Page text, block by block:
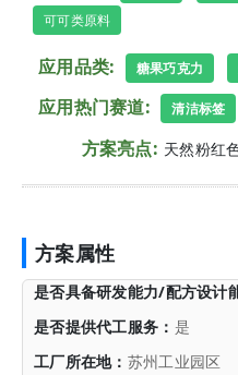
可可类原料
应用品类: 糖果巧克力
应用热门赛道: 清洁标签
方案亮点: 天然粉红
方案属性
是否具备研发能力/配方设计
是否提供代工服务： 是
工厂所在地： 苏州工业园区